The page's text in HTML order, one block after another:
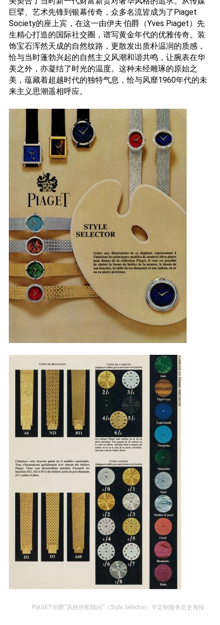
巨擘、艺术先锋到银幕传奇，众多名流皆成为了Piaget
Society的座上宾，在这一由伊夫·伯爵（Yves Piaget）先
生精心打造的国际社交圈，谱写黄金年代的优雅传奇。装
饰宝石浑然天成的自然纹路，更散发出质朴温润的质感，
恰与当时蓬勃兴起的自然主义风潮和谐共鸣，让腕表在华
美之外，亦凝结了时光的温度。这种未经雕琢的原始之
美，蕴藏着超越时代的独特气息，恰与风靡1960年代的未
来主义思潮遥相呼应。
PIAGET伯爵“风格搭配顾问”（Style Selector）半定制服务历史海报